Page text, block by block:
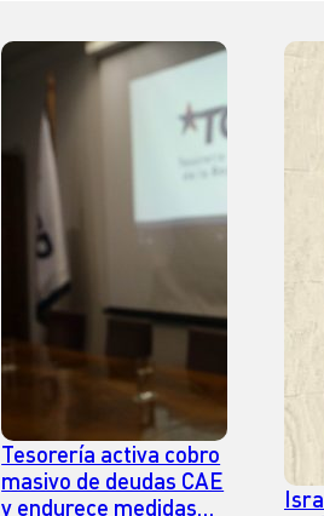
Tesorería activa cobro
masivo de deudas CAE
y endurece medidas